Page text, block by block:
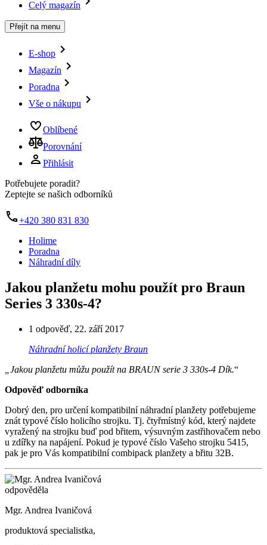
Celý magazín
Přejít na menu
E-shop
Magazín
Poradna
Vše o nákupu
Oblíbené
Porovnání
Přihlásit
Potřebujete poradit?
Zeptejte se našich odborníků
+420 380 831 830
Holime
Poradna
Náhradní díly
Jakou planžetu mohu použít pro Braun
Series 3 330s-4?
1 odpověď, 22. září 2017
Náhradní holicí planžety Braun
„Jakou planžetu můžu použít na BRAUN serie 3 330s-4 Dík.“
Odpověď odborníka
Dobrý den, pro určení kompatibilní náhradní planžety potřebujeme
znát typové číslo holicího strojku. Tj. čtyřmístný kód, který najdete
vyražený na strojku buď pod břitem, výsuvným zastřihovačem nebo
u zdířky na napájení. Pokud je typové číslo Vašeho strojku 5415,
pak je pro Vás kompatibilní combipack planžety a břitu 32B.
odpověděla
Mgr. Andrea Ivaničová
produktová specialistka,